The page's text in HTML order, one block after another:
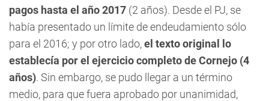
pagos hasta el año 2017 (2 años). Desde el PJ, se
había presentado un límite de endeudamiento sólo
para el 2016; y por otro lado,el texto original lo
establecía por el ejercicio completo de Cornejo (4
años). Sin embargo, se pudo llegar a un término
medio, para que fuera aprobado por unanimidad,